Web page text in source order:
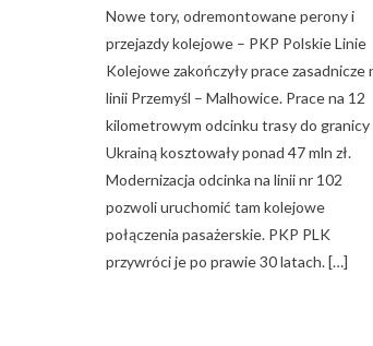
Nowe tory, odremontowane perony i
przejazdy kolejowe – PKP Polskie Linie
Kolejowe zakończyły prace zasadnicze
linii Przemyśl – Malhowice. Prace na 12
kilometrowym odcinku trasy do granicy
Ukrainą kosztowały ponad 47 mln zł.
Modernizacja odcinka na linii nr 102
pozwoli uruchomić tam kolejowe
połączenia pasażerskie. PKP PLK
przywróci je po prawie 30 latach. […]